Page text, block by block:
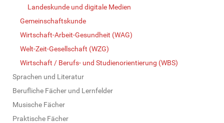
Landeskunde und digitale Medien
Gemeinschaftskunde
Wirtschaft-Arbeit-Gesundheit (WAG)
Welt-Zeit-Gesellschaft (WZG)
Wirtschaft / Berufs- und Studienorientierung (WBS)
Sprachen und Literatur
Berufliche Fächer und Lernfelder
Musische Fächer
Praktische Fächer